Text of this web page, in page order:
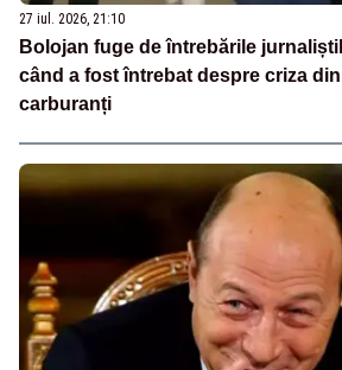
27 iul. 2026, 21:10
Bolojan fuge de întrebările
când a fost întrebat despre criza
carburanți